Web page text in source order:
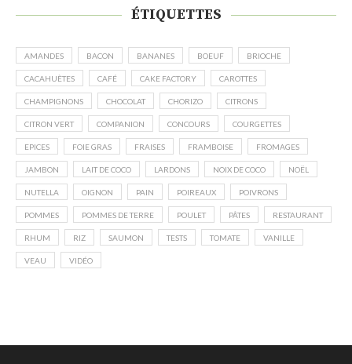
ÉTIQUETTES
AMANDES BACON BANANES BOEUF BRIOCHE
CACAHUÈTES CAFÉ CAKE FACTORY CAROTTES
CHAMPIGNONS CHOCOLAT CHORIZO CITRONS
CITRON VERT COMPANION CONCOURS COURGETTES
EPICES FOIE GRAS FRAISES FRAMBOISE FROMAGES
JAMBON LAIT DE COCO LARDONS NOIX DE COCO NOËL
NUTELLA OIGNON PAIN POIREAUX POIVRONS
POMMES POMMES DE TERRE POULET PÂTES RESTAURANT
RHUM RIZ SAUMON TESTS TOMATE VANILLE
VEAU VIDÉO